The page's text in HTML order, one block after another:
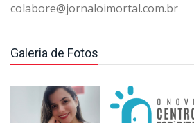
colabore@jornaloimortal.com.br
Galeria de Fotos